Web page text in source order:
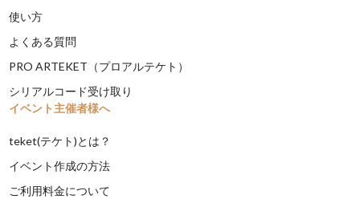
使い方
よくある質問
PRO ARTEKET（プロアルテケト）
シリアルコード受け取り
イベント主催者様へ
teket(テケト)とは？
イベント作成の方法
ご利用料金について